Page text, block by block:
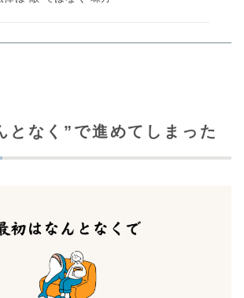
となく”で進めてしまった